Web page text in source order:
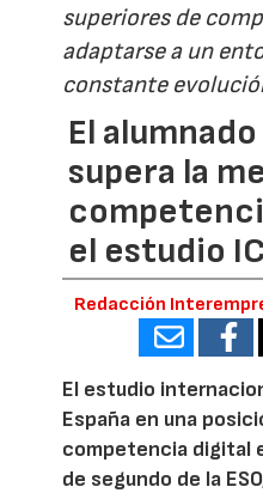
superiores de
adaptarse a un
constante
El
supera la
el estudio
Redacción
El estudio
España en una
competencia digital
de segundo de la